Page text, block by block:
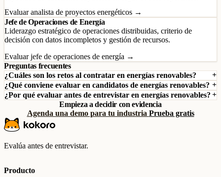
Evaluar analista de proyectos energéticos →
Jefe de Operaciones de Energía
Liderazgo estratégico de operaciones distribuidas, criterio de
decisión con datos incompletos y gestión de recursos.
Evaluar jefe de operaciones de energía →
Preguntas frecuentes
¿Cuáles son los retos al contratar en energías renovables?
¿Qué conviene evaluar en candidatos de energías renovables?
¿Por qué evaluar antes de entrevistar en energías renovables?
Empieza a decidir con evidencia
Agenda una demo para tu industria Prueba gratis
Evalúa antes de entrevistar.
Producto